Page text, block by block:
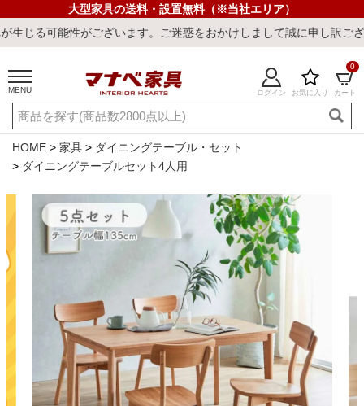
大型家具の送料・設置無料（※当社エリア）
います。ご迷惑をおかけしまして誠に申し訳ございません。
MENU ログイン お気に入り カート
0
ご利用ガイド 新規会員登録
店舗一覧 閲覧履歴
よくある質問
キーワード・商品番号で探す
最短発送 冷感ラグ 冷感寝具 ワークデスク ウィルトンラ
HOME 家具
ダイニングテーブル・セット
ダイニングテーブルセット4人用